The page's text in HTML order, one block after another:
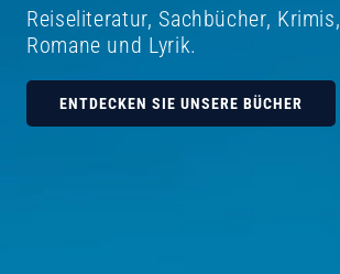
Reiseliteratur, Sachbücher, Krimis,
Romane und Lyrik.
ENTDECKEN SIE UNSERE BÜCHER